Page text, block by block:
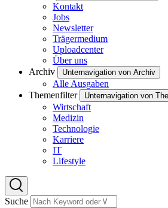
Kontakt
Jobs
Newsletter
Trägermedium
Uploadcenter
Über uns
Archiv
Unternavigation von Archiv
Alle Ausgaben
Themenfilter
Unternavigation von
Wirtschaft
Medizin
Technologie
Karriere
IT
Lifestyle
Suche